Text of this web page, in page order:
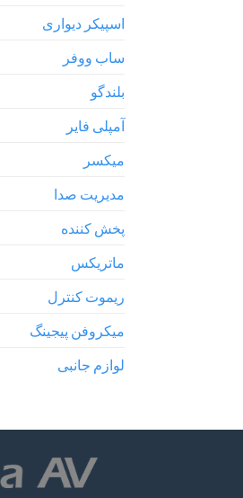
اسپیکر دیواری
ساب ووفر
بلندگو
آمپلی فایر
میکسر
مدیریت صدا
پخش کننده
ماتریکس
ریموت کنترل
میکروفن پیجینگ
لوازم جانبی